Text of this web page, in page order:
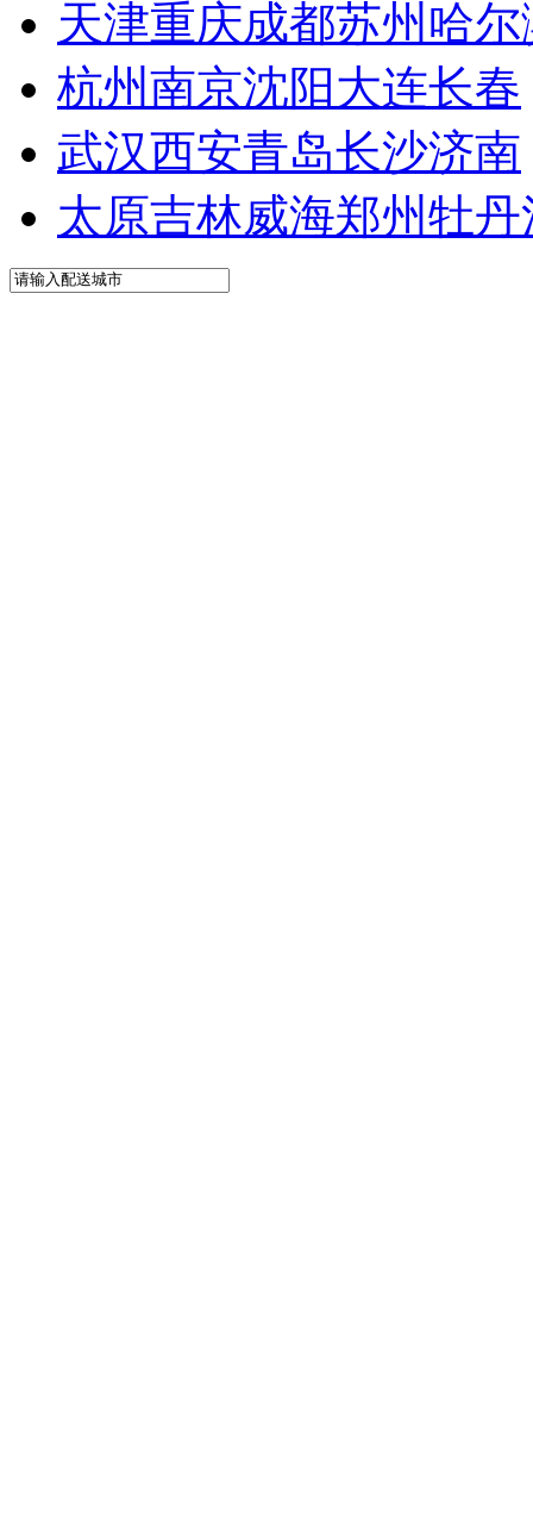
天津重庆成都苏州 哈尔
杭州南京沈阳大连长春
武汉西安青岛长沙济南
太原吉林威海郑州牡丹